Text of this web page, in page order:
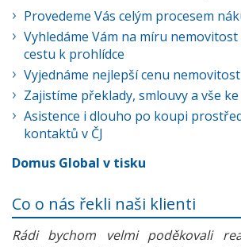
Provedeme Vás celým procesem
Vyhledáme Vám na míru
cestu k prohlídce
Vyjednáme nejlepší cenu
Zajistíme překlady, smlouvy a vše
Asistence i dlouho po koupi
kontaktů v ČJ
Domus Global v tisku
Co o nás řekli naši klienti
Rádi bychom velmi poděkovali